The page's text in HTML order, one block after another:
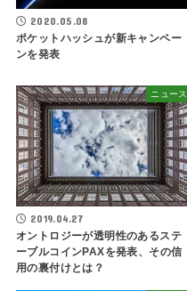
2020.05.08
ポケットハッシュが新キャンペー
ンを発表
ニュース
2019.04.27
オントロジーが透明性のあるステ
ーブルコインPAXを発表、その信
用の裏付けとは？